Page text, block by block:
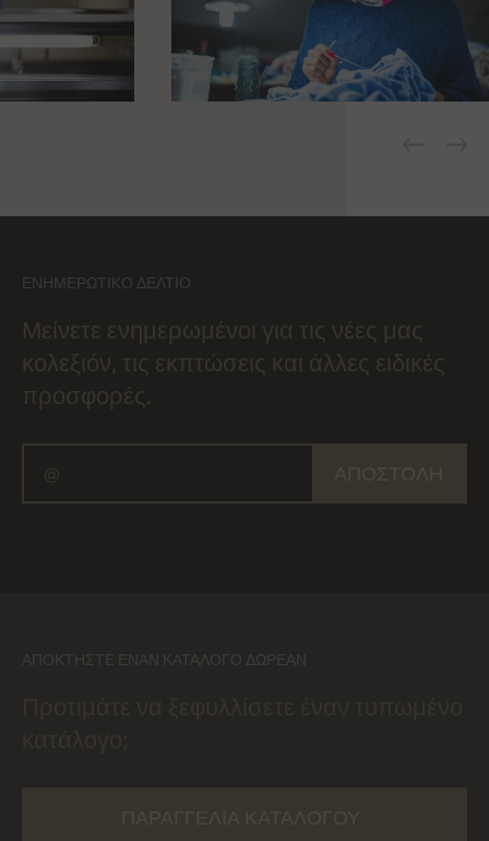
ΕΝΗΜΕΡΩΤΙΚΌ ΔΕΛΤΊΟ
Μείνετε ενημερωμένοι για τις νέες μας
κολεξιόν, τις εκπτώσεις και άλλες ειδικές
προσφορές.
ΑΠΟΚΤΉΣΤΕ ΈΝΑΝ ΚΑΤΆΛΟΓΟ ΔΩΡΕΆΝ